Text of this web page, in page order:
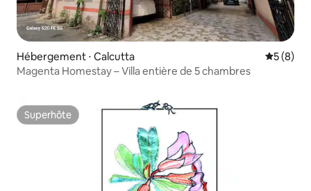
Hébergement ⋅ Calcutta
5 (8)
Magenta Homestay – Villa entière de 5 chambres
Superhôte
Superhôte